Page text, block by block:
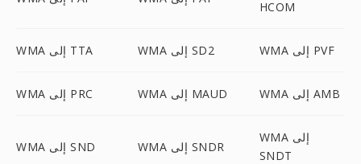
HCOM
WMA إلى TTA WMA إلى SD2 WMA إلى PVF
WMA إلى PRC WMA إلى MAUD WMA إلى AMB
WMA إلى SND WMA إلى SNDR
WMA إلى
SNDT